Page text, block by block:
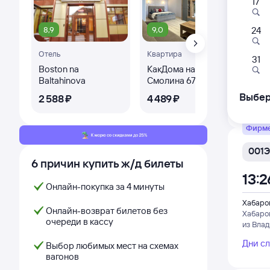
8,9
Отель
Boston na
Baltahinova
2 ⁠588 ⁠₽
9,0
Квартира
КакДома на улице
Смолина 67 корпус
4 ⁠489 ⁠₽ 1
6 причин купить ж/д билеты
Онлайн-покупка за 4 минуты
Онлайн-возврат билетов без
очереди в кассу
Выбор любимых мест на схемах
вагонов
009Н
из
03:15
Дни
001Э
из
Дни
24
31